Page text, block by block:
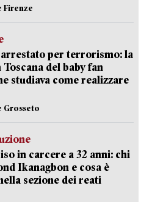
Firenze
per terrorismo: la
Toscana del baby fan
studiava come realizzare
Grosseto
in carcere a 32 anni: chi
Ikanagbon e cosa è
sezione dei reati